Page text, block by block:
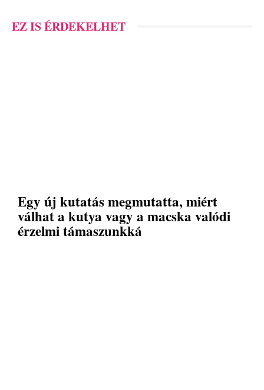
EZ IS ÉRDEKELHET
Egy új kutatás megmutatta, miért
válhat a kutya vagy a macska valódi
érzelmi támaszunkká